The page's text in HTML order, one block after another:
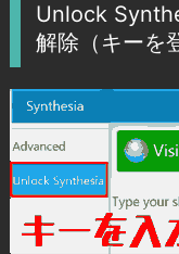
Unlock
解除（キーを